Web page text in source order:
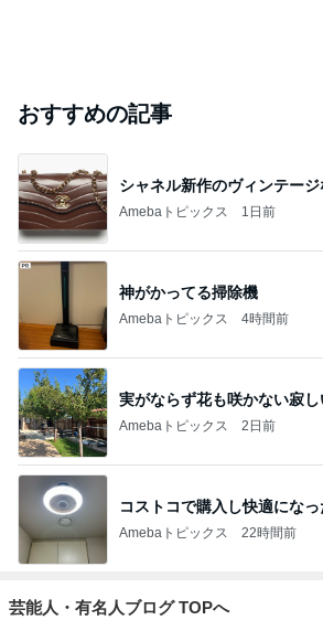
おすすめの記事
シャネル新作のヴィンテー
Amebaトピックス 1日前
神がかってる掃除機
Amebaトピックス 4時間前
実がならず花も咲かない寂し
Amebaトピックス 2日前
コストコで購入し快適にな
Amebaトピックス 22時間前
芸能人・有名人ブログ TOPへ